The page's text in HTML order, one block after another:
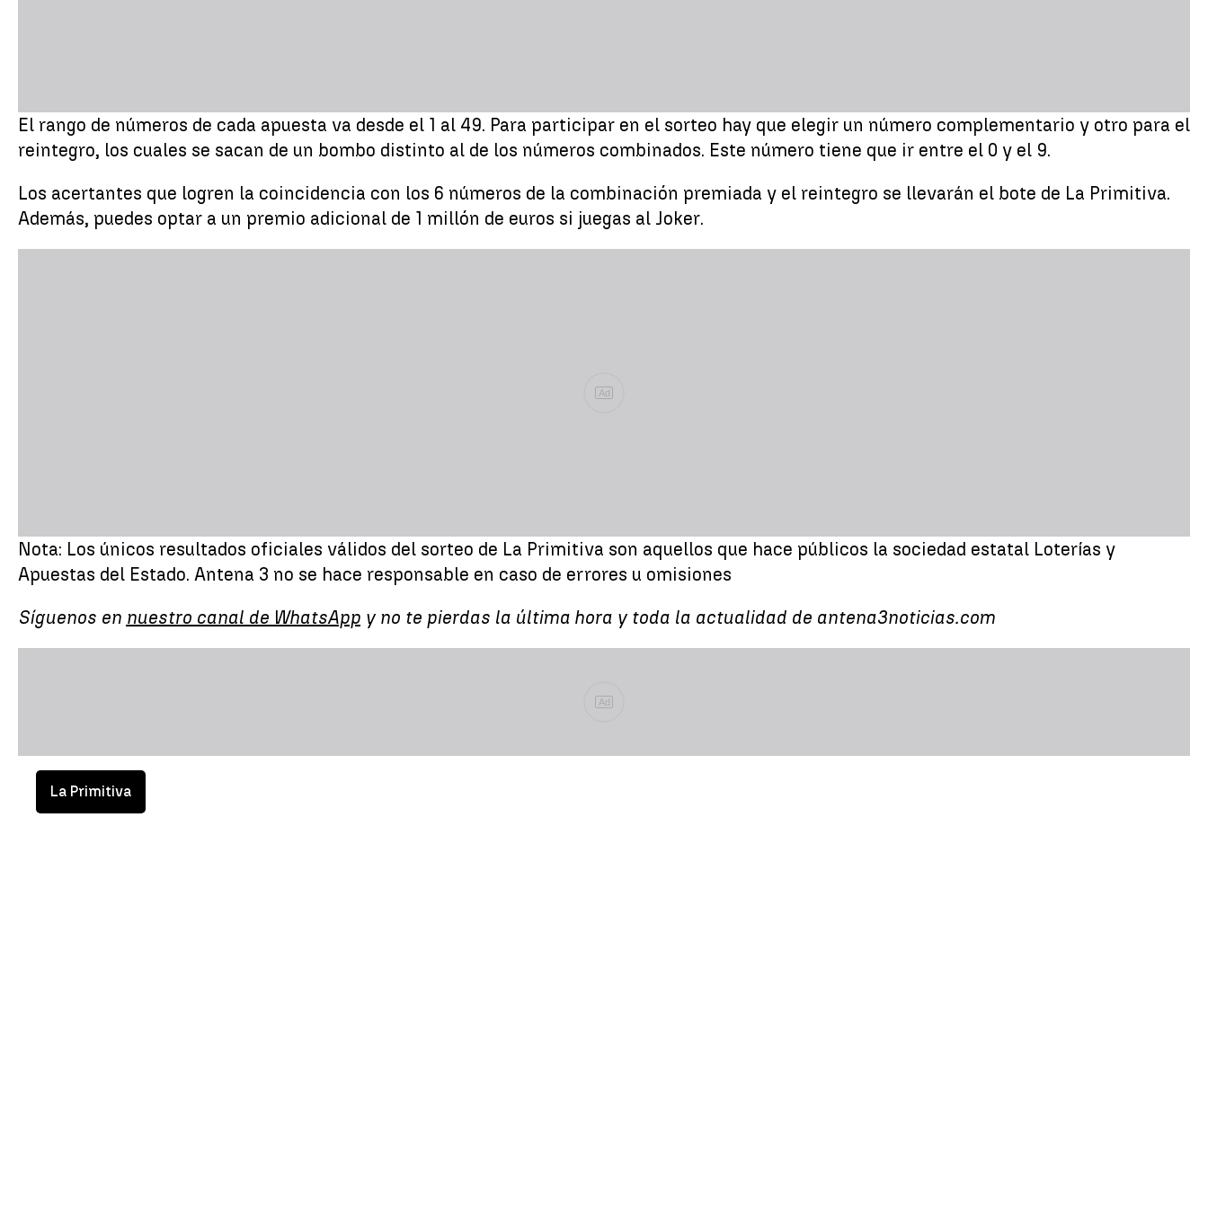
El rango de números de cada apuesta va desde el 1 al 49. Para participar en el sorteo hay que elegir un número complementario y otro para el
reintegro, los cuales se sacan de un bombo distinto al de los números combinados. Este número tiene que ir entre el 0 y el 9.
Los acertantes que logren la coincidencia con los 6 números de la combinación premiada y el reintegro se llevarán el bote de La Primitiva.
Además, puedes optar a un premio adicional de 1 millón de euros si juegas al Joker.
Ad
Nota: Los únicos resultados oficiales válidos del sorteo de La Primitiva son aquellos que hace públicos la sociedad estatal Loterías y
Apuestas del Estado. Antena 3 no se hace responsable en caso de errores u omisiones
Síguenos en nuestro canal de WhatsApp y no te pierdas la última hora y toda la actualidad de antena3noticias.com
Ad
La Primitiva